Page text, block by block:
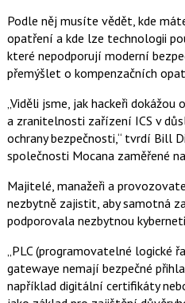
Podle něj musíte vědět, kde
opatření a kde lze technologii
které nepodporují moderní
přemýšlet o kompenzačních
„Viděli jsme, jak hackeři
a zranitelnosti zařízení ICS v
ochrany bezpečnosti,“ tvrdí Bill
společnosti Mocana zaměřené
Majitelé, manažeři a
nezbytně zajistit, aby samotná
podporovala nezbytnou
„PLC (programovatelné logické
gatewaye nemají bezpečné
například digitální certifikáty